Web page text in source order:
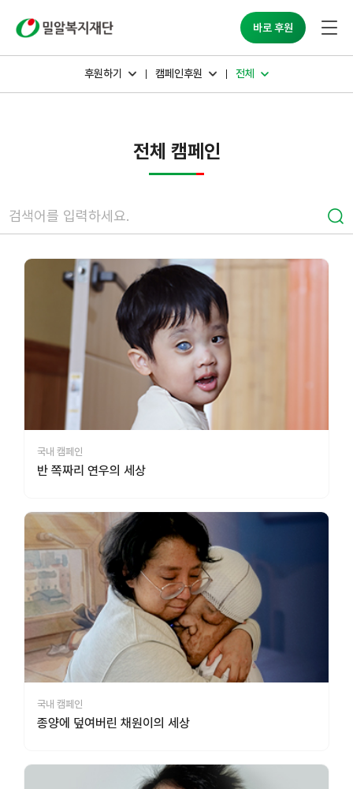
바로 후원
후원하기 캠페인후원 전체
전체 캠페인
국내 캠페인
반 쪽짜리 연우의 세상
국내 캠페인
종양에 덮여버린 채원이의 세상